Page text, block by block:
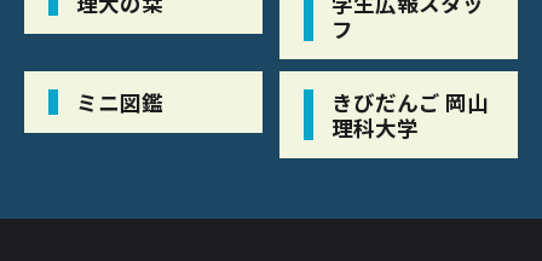
フ
ミニ図鑑
きびだんご 岡山
理科大学